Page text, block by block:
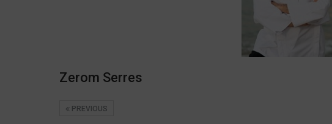
Zerom Serres
PREVIOUS